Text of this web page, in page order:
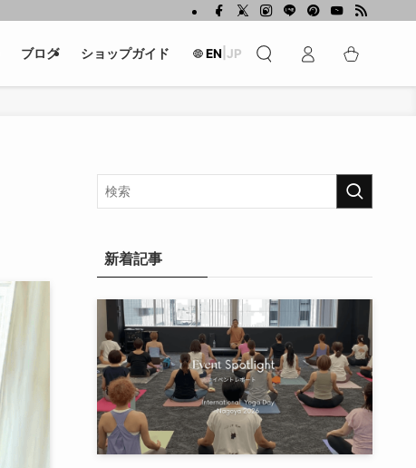
ブログ ショップガイド EN JP
新着記事